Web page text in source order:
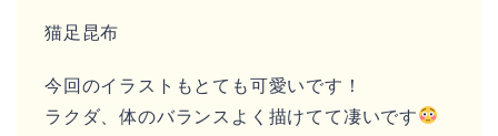
猫足昆布
今回のイラストもとても可愛いです！
ラクダ、体のバランスよく描けてて凄いです